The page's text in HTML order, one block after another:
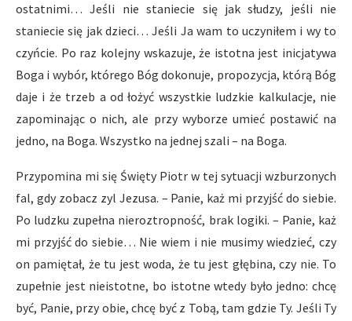
ostatnimi… Jeśli nie staniecie się jak słudzy, jeśli nie
staniecie się jak dzieci… Jeśli Ja wam to uczyniłem i wy to
czyńcie. Po raz kolejny wskazuje, że istotna jest inicjatywa
Boga i wybór, którego Bóg dokonuje, propozycja, którą Bóg
daje i że trzeb a od łożyć wszystkie ludzkie kalkulacje, nie
zapominając o nich, ale przy wyborze umieć postawić na
jedno, na Boga. Wszystko na jednej szali – na Boga.
Przypomina mi się Święty Piotr w tej sytuacji wzburzonych
fal, gdy zobacz zyl Jezusa. – Panie, każ mi przyjść do siebie.
Po ludzku zupełna nieroztropność, brak logiki. – Panie, każ
mi przyjść do siebie… Nie wiem i nie musimy wiedzieć, czy
on pamiętał, że tu jest woda, że tu jest głębina, czy nie. To
zupełnie jest nieistotne, bo istotne wtedy było jedno: chcę
być, Panie, przy obie, chcę być z Tobą, tam gdzie Ty. Jeśli Ty